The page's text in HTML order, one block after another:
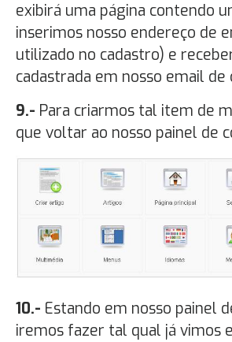
exibirá uma página contendo
inserimos nosso endereço de
utilizado no cadastro) e
cadastrada em nosso email de
9.- Para criarmos tal item de
que voltar ao nosso painel de
10.- Estando em nosso painel
iremos fazer tal qual já vimos